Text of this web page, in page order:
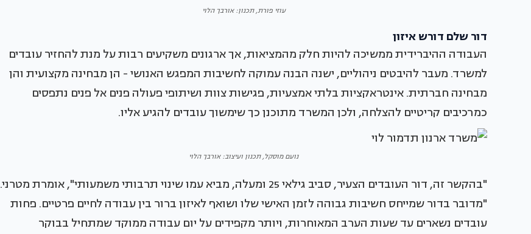
עוזי פורת, תכנון: אורבך הלוי
דור שלם דורש איזון
העבודה ההיברידית ממשיכה להיות חלק מהמציאות, אך ארגונים משקיעים רבות על מנת להחזיר עובדים
למשרד. מעבר להיבטים ניהוליים, ישנה הבנה עמוקה לחשיבות המפגש האנושי - הן מבחינה מקצועית והן
מבחינה חברתית. אינטראקציות בלתי אמצעיות, פגישות צוות ושיתופי פעולה פנים אל פנים נתפסים
כמרכיבים קריטיים להצלחה, ולכן המשרד מתוכנן כך שימשוך עובדים להגיע אליו.
נועם מוסקל, תכנון ועיצוב: אורבך הלוי
"בהקשר זה, דור העובדים הצעיר, סביב גילאי 25 ומעלה, מביא עמו שינוי תרבותי משמעותי", אומרת מטרני.
"מדובר בדור שמייחס חשיבות גבוהה לזמן האישי שלו ושואף לאיזון ברור בין עבודה לחיים פרטיים. פחות
עובדים נשארים עד שעות הערב המאוחרות, ויותר מקפידים על יום עבודה ממוקד שמתחיל בבוקר